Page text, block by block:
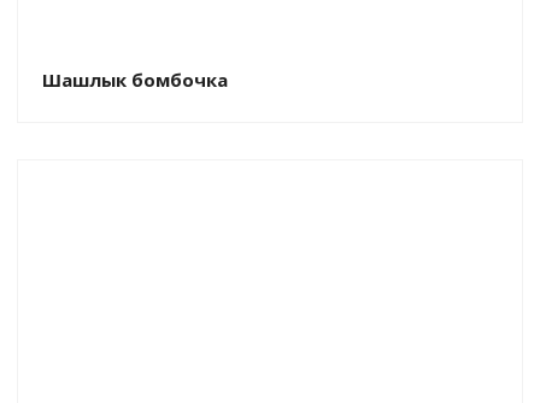
Шашлык бомбочка